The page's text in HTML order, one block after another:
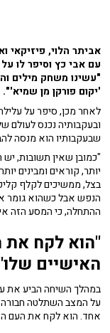
אביתר הלוי, פיזיקאי
עם אבי כץ וסיפר לו
"עשינו משחק מילים
'יקום פורקן מן שמיא'".
לאחר מכן, סיפר על
ובעקבותיה נכנס לעולם
שבעקבותיו הוא מנסה
"כמובן שאין תשובות,
יותר, קוראים ומבינים
בצל, ממשיכים לקלף
הנפש אבל כשהוא גומר
ההתחלה, כי המסע הזה
"הוא לקח את
האישיים
במהלך השיחה הביע את
על המצב השתלטה חבורה
אחד. הוא לקח את העם